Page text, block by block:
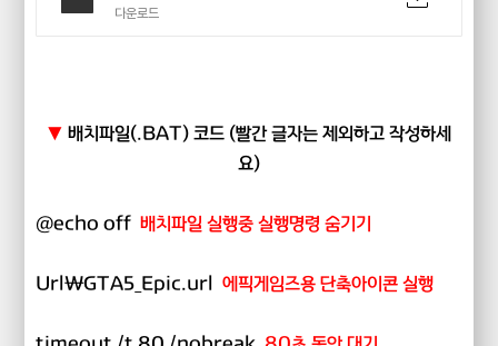
다운로드
▼ 배치파일(.BAT) 코드 (빨간 글자는 제외하고 작성하세
요)
@echo off배치파일 실행중 실행명령 숨기기
Url\GTA5_Epic.url에픽게임즈용 단축아이콘 실행